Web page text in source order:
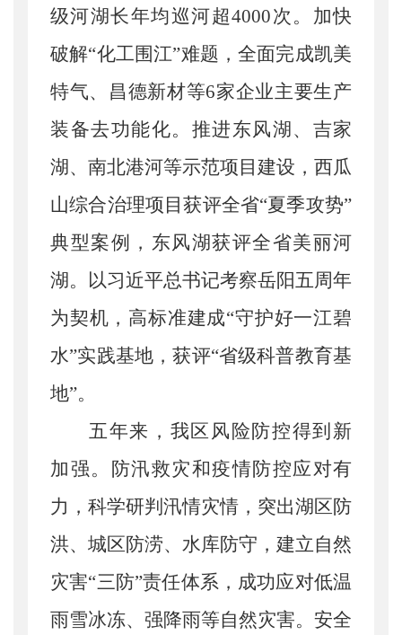
级河湖长年均巡河超4000次。 加快
破解“化工围江”难题，全面完成凯美
特气、昌德新材等6家企业主要生产
装备去功能化。推进东风湖、吉家
湖、南北港河等示范项目建设，西瓜
山综合治理项目获评全省“夏季攻势”
典型案例，东风湖获评全省美丽河
湖。以习近平总书记考察岳阳五周年
为契机，高标准建成“守护好一江碧
水”实践基地，获评“省级科普教育基
地”。
五年来，我区风险防控得到新
加强。
防汛救灾和疫情防控应对有
力，科学研判汛情灾情，突出湖区防
洪、城区防涝、水库防守，建立自然
灾害“三防”责任体系，成功应对低温
雨雪冰冻、强降雨等自然灾害。安全